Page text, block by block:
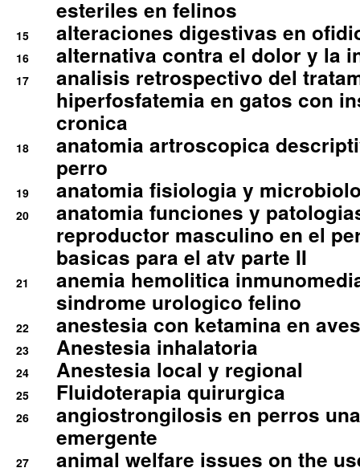
esteriles en felinos
15 alteraciones digestivas en
16 alternativa contra el dolor y la
17
analisis retrospectivo del
hiperfosfatemia en gatos con
cronica
18
anatomia artroscopica
perro
19 anatomia fisiologia y
20
anatomia funciones y
reproductor masculino en el
basicas para el atv parte II
21
anemia hemolitica
sindrome urologico felino
22 anestesia con ketamina en
23 Anestesia inhalatoria
24 Anestesia local y regional
25 Fluidoterapia quirurgica
26
angiostrongilosis en perros
emergente
27
animal welfare issues on the